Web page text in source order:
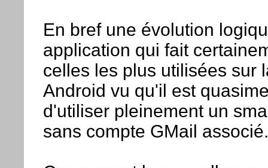
En bref une évolution
application qui fait
celles les plus utilisées sur
Android vu qu'il est
d'utiliser pleinement un
sans compte GMail associé.